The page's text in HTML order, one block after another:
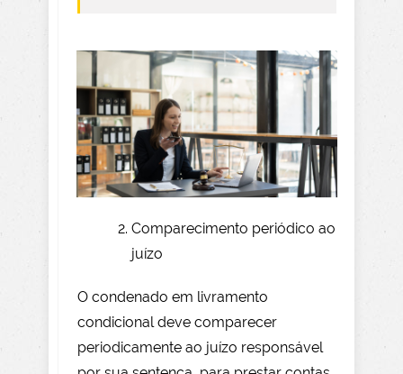
Comparecimento periódico ao
juízo
O condenado em livramento
condicional deve comparecer
periodicamente ao juízo responsável